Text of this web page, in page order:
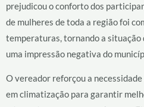
prejudicou o conforto dos
de mulheres de toda a região foi
temperaturas, tornando a
uma impressão negativa do
O vereador reforçou a
em climatização para garantir